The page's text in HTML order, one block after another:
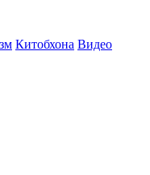
Китобхона Видео